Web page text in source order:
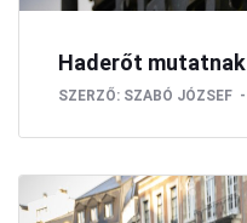
Haderőt mutatnak
SZERZŐ: SZABÓ ЈÓZSEF